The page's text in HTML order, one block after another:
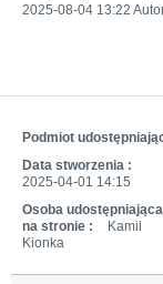
2025-08-04 13:22
Podmiot
Data stworzenia :
2025-04-01 14:15
Osoba udostępniająca
na stronie :
Kamil
Kionka